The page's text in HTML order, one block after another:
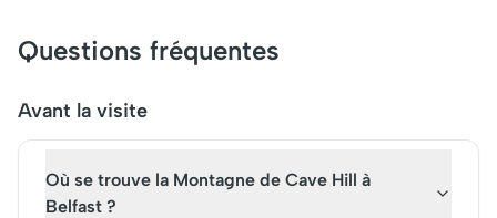
navires, immergeant les
visiteurs dans l'histoire
centre de construction
touristes, faisant de ce
musée un incontournable
et de découvrir ses
Questions fréquentes
Avant la visite
Où se trouve la Montagne de Cave Hill à
Belfast ?